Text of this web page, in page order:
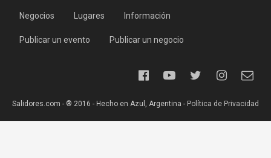
Negocios Lugares Información
Publicar un evento Publicar un negocio
Salidores.com - ® 2016 - Hecho en Azul, Argentina - Política de Privacidad